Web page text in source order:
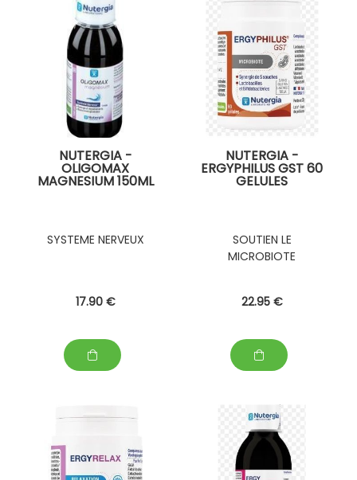
NUTERGIA -
OLIGOMAX
MAGNESIUM 150ML
SYSTEME NERVEUX
17.90 €
NUTERGIA -
ERGYPHILUS GST 60
GELULES
SOUTIEN LE
MICROBIOTE
22.95 €